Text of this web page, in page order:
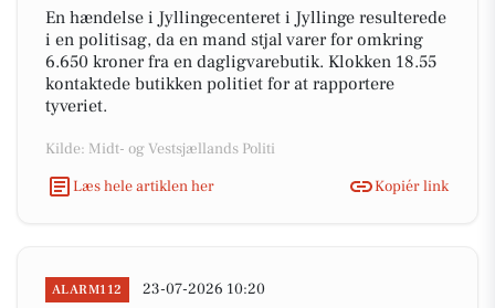
En hændelse i Jyllingecenteret i Jyllinge resulterede
i en politisag, da en mand stjal varer for omkring
6.650 kroner fra en dagligvarebutik. Klokken 18.55
kontaktede butikken politiet for at rapportere
tyveriet.
Kilde: Midt- og Vestsjællands Politi
Læs hele artiklen her
Kopiér link
ALARM112 23-07-2026 10:20